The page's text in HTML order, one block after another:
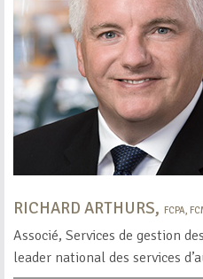
RICHARD ARTHURS, FCPA,
Associé, Services de gestion
leader national des services